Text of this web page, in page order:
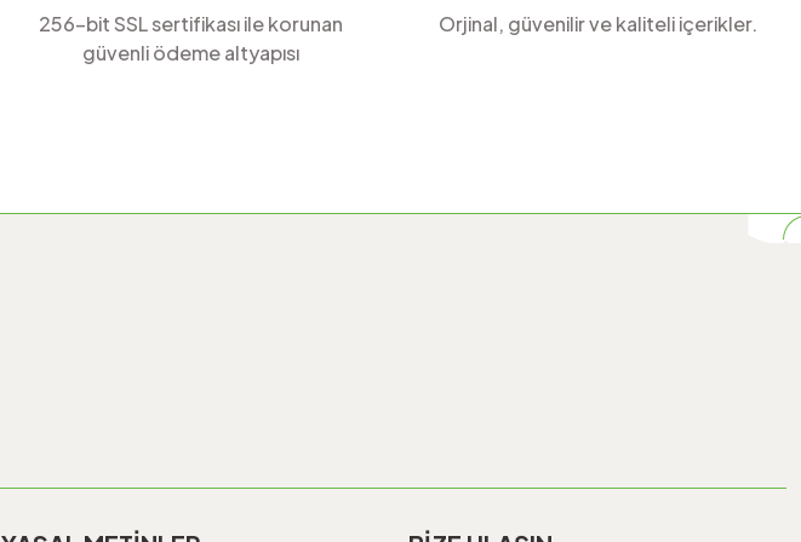
256-bit SSL sertifikası ile korunan
güvenli ödeme altyapısı
Orjinal, güvenilir ve kaliteli içerikler.